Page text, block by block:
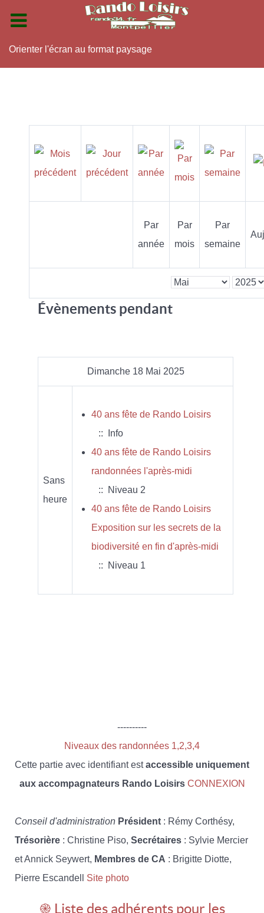
Orienter l'écran au format paysage
Par
année
Par
mois
Par
semaine
Évènements pendant
Dimanche 18 Mai 2025
Sans
heure
40 ans fête de Rando Loisirs
:: Info
40 ans fête de Rando Loisirs
randonnées l'après-midi
:: Niveau 2
40 ans fête de Rando Loisirs
Exposition sur les secrets de la
biodiversité en fin d'après-midi
:: Niveau 1
----------
Niveaux des randonnées 1,2,3,4
Cette partie avec identifiant estaccessible uniquement
aux accompagnateurs Rando Loisirs CONNEXION
Conseil d'administration Président : Rémy Corthésy,
Trésorière : Christine Piso, Secrétaires : Sylvie Mercier
et Annick Seywert, Membres de CA : Brigitte Diotte,
Pierre Escandell Site photo
֎ Liste des adhérents pour les